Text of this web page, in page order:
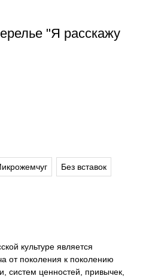
"Я расскажу
Без вставок
культуре является
от поколения к поколению
систем ценностей, привычек,